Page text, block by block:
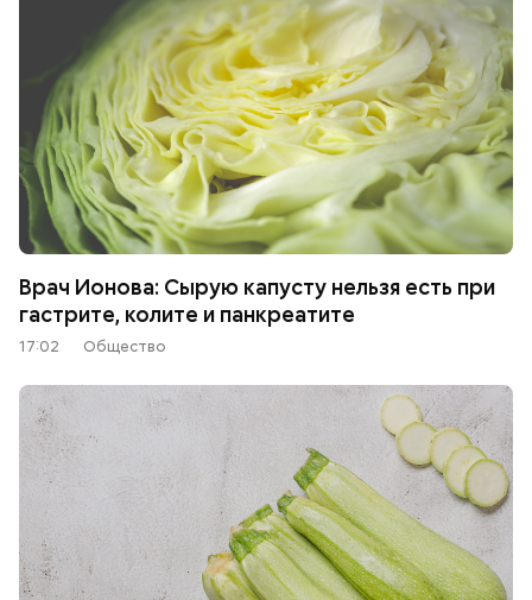
Врач Ионова: Сырую капусту нельзя есть при
гастрите, колите и панкреатите
17:02 Общество